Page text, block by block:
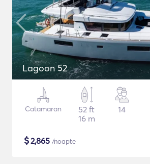
Lagoon 52
Catamaran
52 ft
16 m
14
$2,865 /noapte